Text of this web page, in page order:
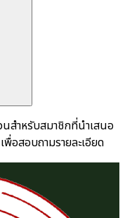
สำหรับสมาชิกที่นำเสนอ
อสอบถามรายละเอียด